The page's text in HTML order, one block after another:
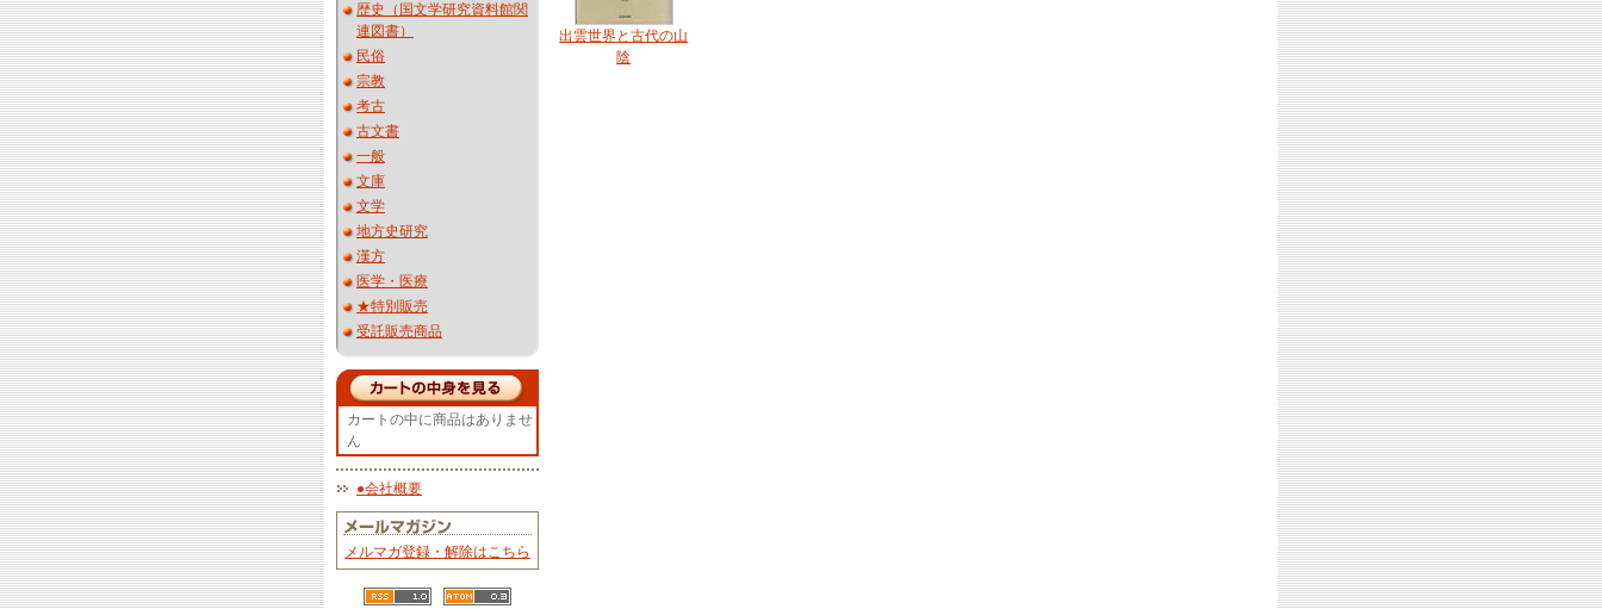
歴史（国文学研究資料館関
連図書）
民俗
宗教
考古
古文書
一般
文庫
文学
地方史研究
漢方
医学・医療
★特別販売
受託販売商品
カートの中に商品はありませ
ん
●会社概要
メルマガ登録・解除はこちら
出雲世界と古代の山
陰